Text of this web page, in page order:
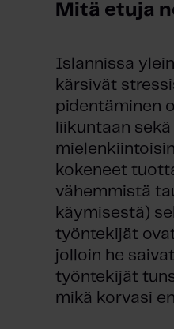
Mitä etuja
Islannissa
kärsivät
pidentäminen
liikuntaan
kokeneet
vähemmistä
käymisestä)
työntekijät
jolloin he
työntekijät
mikä korvasi